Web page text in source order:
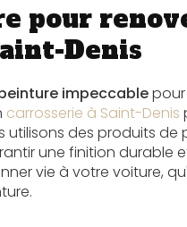
pour
Denis
impeccable
carrosserie à Saint-Denis
des produits de
une finition durable
vie à votre voiture,